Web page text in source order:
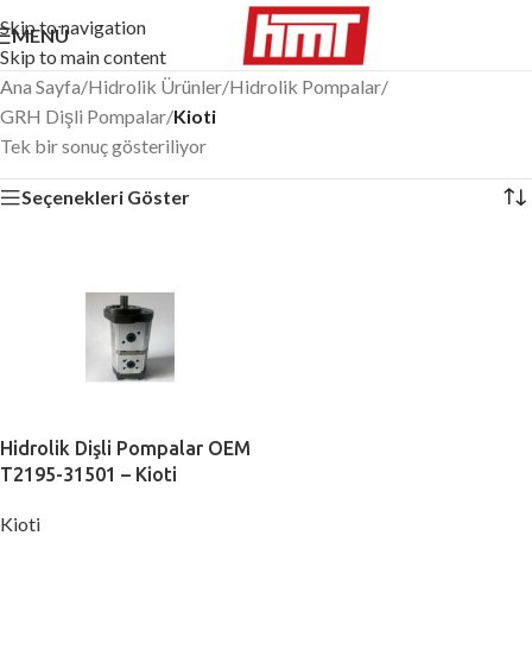
Skip to navigation
Skip to main content
MENÜ
Ana Sayfa/Hidrolik Ürünler/Hidrolik Pompalar/
GRH Dişli Pompalar/Kioti
Tek bir sonuç gösteriliyor
Seçenekleri Göster
Hidrolik Dişli Pompalar OEM
T2195-31501 – Kioti
Kioti